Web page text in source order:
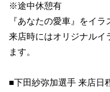
※途中休憩有
『あなたの愛車』をイラ
来店時にはオリジナルイ
ます。
■下田紗弥加選手 来店日